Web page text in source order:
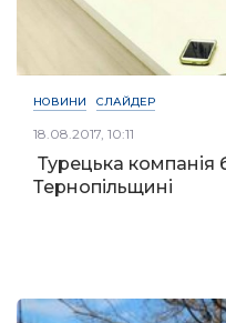
НОВИНИ СЛАЙДЕР
18.08.2017, 10:11
Турецька компанія
Тернопільщині